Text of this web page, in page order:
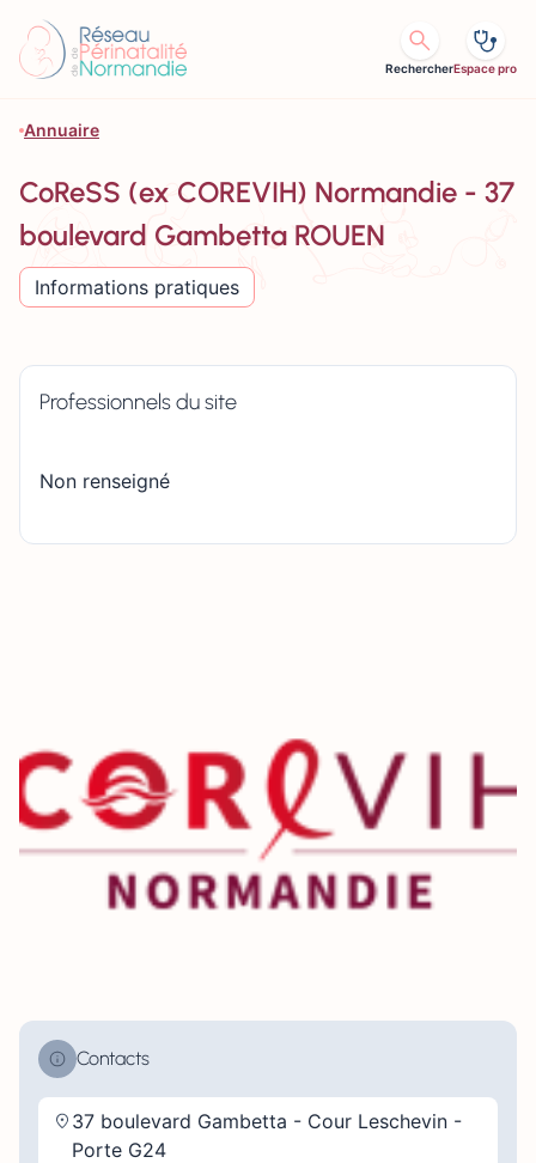
RechercherEspace pro
Annuaire
CoReSS (ex COREVIH) Normandie - 37
boulevard Gambetta ROUEN
Informations pratiques
Professionnels du site
Non renseigné
Contacts
37 boulevard Gambetta - Cour Leschevin -
Porte G24